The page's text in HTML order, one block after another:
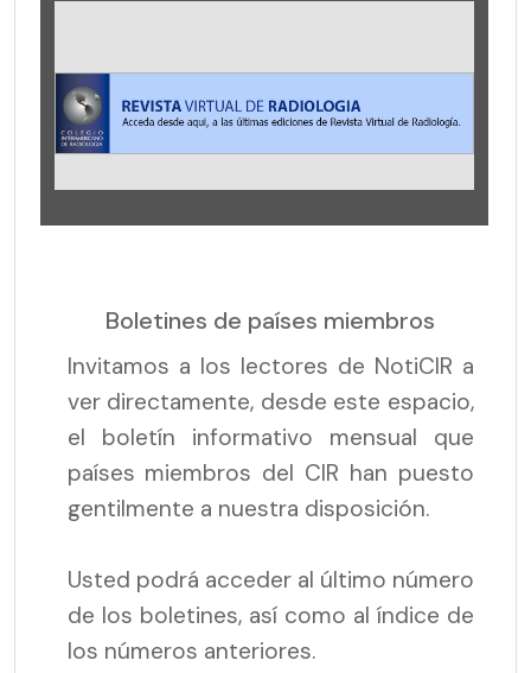
Boletines de países miembros
Invitamos a los lectores de NotiCIR a
ver directamente, desde este espacio,
el boletín informativo mensual que
países miembros del CIR han puesto
gentilmente a nuestra disposición.
Usted podrá acceder al último número
de los boletines, así como al índice de
los números anteriores.